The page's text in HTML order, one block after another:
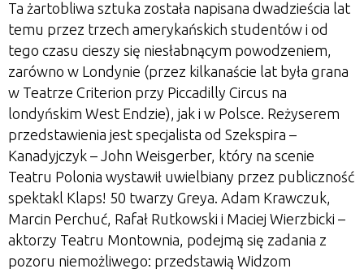
Ta żartobliwa sztuka została napisana dwadzieścia lat
temu przez trzech amerykańskich studentów i od
tego czasu cieszy się niesłabnącym powodzeniem,
zarówno w Londynie (przez kilkanaście lat była grana
w Teatrze Criterion przy Piccadilly Circus na
londyńskim West Endzie), jak i w Polsce. Reżyserem
przedstawienia jest specjalista od Szekspira –
Kanadyjczyk – John Weisgerber, który na scenie
Teatru Polonia wystawił uwielbiany przez publiczność
spektakl Klaps! 50 twarzy Greya. Adam Krawczuk,
Marcin Perchuć, Rafał Rutkowski i Maciej Wierzbicki –
aktorzy Teatru Montownia, podejmą się zadania z
pozoru niemożliwego: przedstawią Widzom